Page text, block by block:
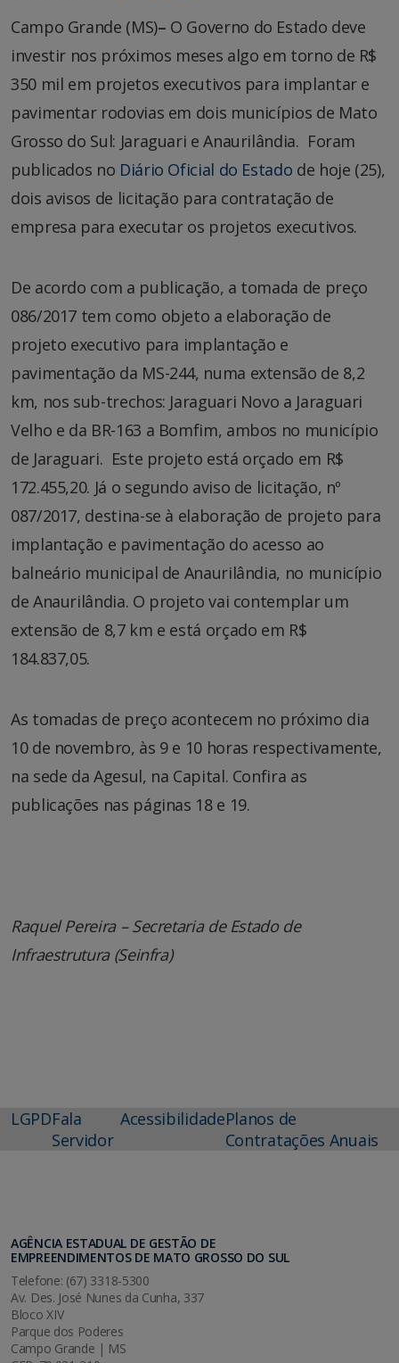
Campo Grande (MS)– O Governo do Estado deve
investir nos próximos meses algo em torno de R$
350 mil em projetos executivos para implantar e
pavimentar rodovias em dois municípios de Mato
Grosso do Sul: Jaraguari e Anaurilândia. Foram
publicados no Diário Oficial do Estado de hoje (25),
dois avisos de licitação para contratação de
empresa para executar os projetos executivos.
De acordo com a publicação, a tomada de preço
086/2017 tem como objeto a elaboração de
projeto executivo para implantação e
pavimentação da MS-244, numa extensão de 8,2
km, nos sub-trechos: Jaraguari Novo a Jaraguari
Velho e da BR-163 a Bomfim, ambos no município
de Jaraguari. Este projeto está orçado em R$
172.455,20. Já o segundo aviso de licitação, nº
087/2017, destina-se à elaboração de projeto para
implantação e pavimentação do acesso ao
balneário municipal de Anaurilândia, no município
de Anaurilândia. O projeto vai contemplar um
extensão de 8,7 km e está orçado em R$
184.837,05.
As tomadas de preço acontecem no próximo dia
10 de novembro, às 9 e 10 horas respectivamente,
na sede da Agesul, na Capital. Confira as
publicações nas páginas 18 e 19.
Raquel Pereira – Secretaria de Estado de
Infraestrutura (Seinfra)
LGPDFala
Servidor
AcessibilidadePlanos de
Contratações Anuais
AGÊNCIA ESTADUAL DE GESTÃO DE
EMPREENDIMENTOS DE MATO GROSSO DO SUL
Telefone: (67) 3318-5300
Av. Des. José Nunes da Cunha, 337
Bloco XIV
Parque dos Poderes
Campo Grande | MS